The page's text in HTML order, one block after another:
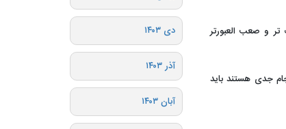
و صعب العبورتر
جدی هستند باید
دی ۱۴۰۳
آذر ۱۴۰۳
آبان ۱۴۰۳